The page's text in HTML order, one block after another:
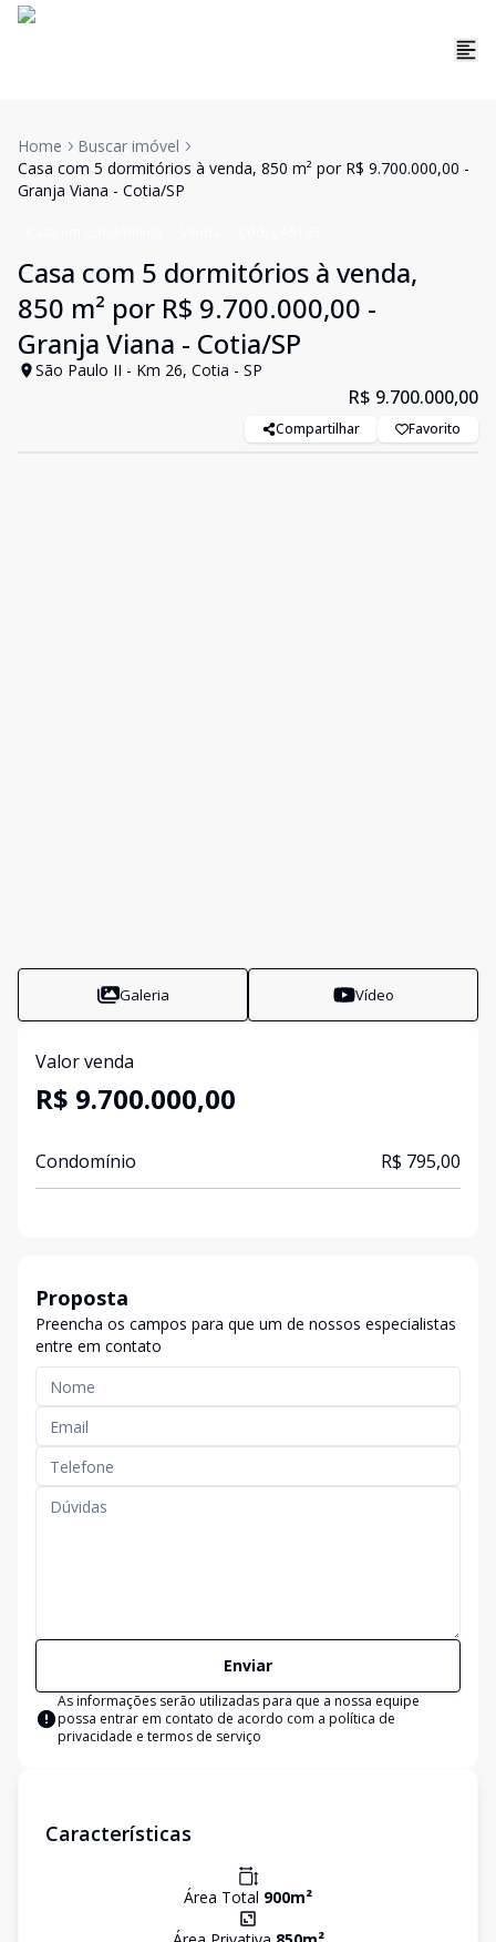
Home
Buscar imóvel
Casa com 5 dormitórios à venda, 850 m² por R$ 9.700.000,00 -
Granja Viana - Cotia/SP
Casa com 5 dormitórios à venda,
850 m² por R$ 9.700.000,00 -
Granja Viana - Cotia/SP
São Paulo II - Km 26, Cotia - SP
R$ 9.700.000,00
Compartilhar Favorito
Galeria Vídeo
Valor venda
R$ 9.700.000,00
Condomínio R$ 795,00
Proposta
Preencha os campos para que um de nossos especialistas
entre em contato
Enviar
As informações serão utilizadas para que a nossa equipe
possa entrar em contato de acordo com a política de
privacidade e termos de serviço
Características
Área Total 900m²